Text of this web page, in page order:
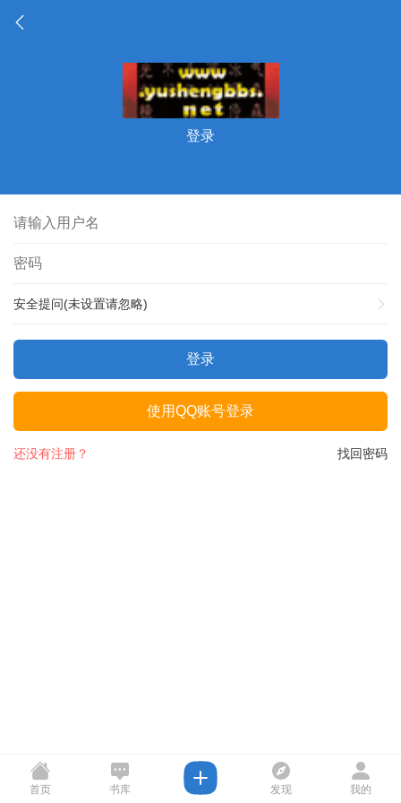
登录
安全提问(未设置请忽略)
登录
使用QQ账号登录
找回密码
还没有注册？
首页 书库 发现 我的